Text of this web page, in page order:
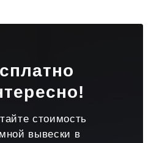
стоимость
вывески в